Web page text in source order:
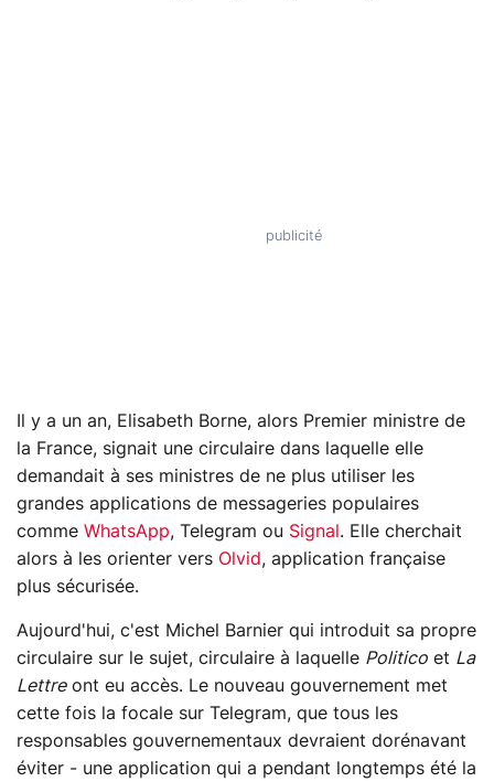
Il y a un an, Elisabeth Borne, alors Premier ministre de
la France, signait une circulaire dans laquelle elle
demandait à ses ministres de ne plus utiliser les
grandes applications de messageries populaires
comme WhatsApp, Telegram ou Signal . Elle cherchait
alors à les orienter vers Olvid, application française
plus sécurisée.
Aujourd'hui, c'est Michel Barnier qui introduit sa propre
circulaire sur le sujet, circulaire à laquelle Politico et La
Lettreont eu accès. Le nouveau gouvernement met
cette fois la focale sur Telegram, que tous les
responsables gouvernementaux devraient dorénavant
éviter - une application qui a pendant longtemps été la